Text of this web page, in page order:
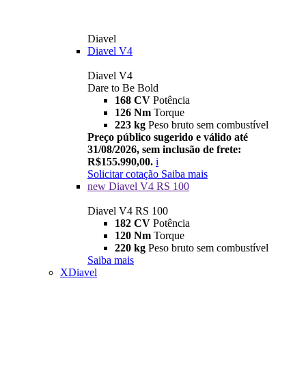
Diavel
Diavel V4
Diavel V4
Dare to Be Bold
168 CV Potência
126 Nm Torque
223 kg Peso bruto sem combustível
Preço público sugerido e válido até
31/08/2026, sem inclusão de frete:
R$155.990,00. i
Solicitar cotação Saiba mais
new Diavel V4 RS 100
Diavel V4 RS 100
182 CV Potência
120 Nm Torque
220 kg Peso bruto sem combustível
Saiba mais
XDiavel